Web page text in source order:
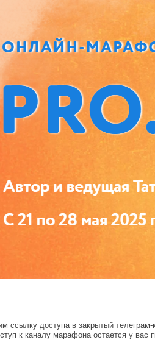
ссылку доступа в закрытый
к каналу марафона остается у вас